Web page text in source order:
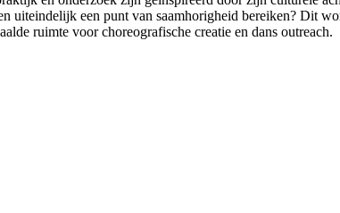
uiteindelijk een punt van saamhorigheid bereiken? Dit
ruimte voor choreografische creatie en dans outreach.